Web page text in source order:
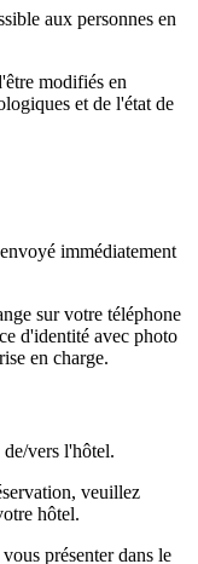
aux personnes en
modifiés en
et de l'état de
immédiatement
sur votre téléphone
d'identité avec photo
en charge.
vers l'hôtel.
veuillez
hôtel.
présenter dans le